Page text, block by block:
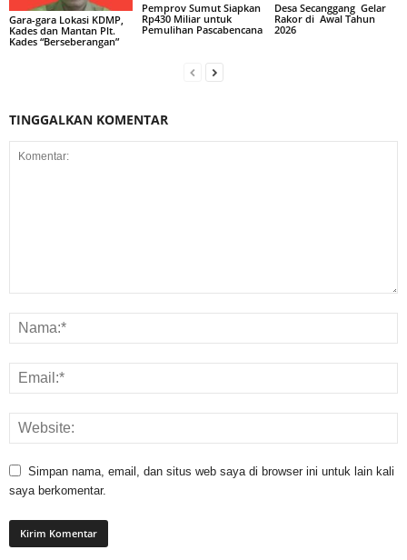
Gara-gara Lokasi KDMP,
Kades dan Mantan Plt.
Kades “Berseberangan”
Pemprov Sumut Siapkan
Rp430 Miliar untuk
Pemulihan Pascabencana
Desa Secanggang Gelar
Rakor di Awal Tahun
2026
TINGGALKAN KOMENTAR
Simpan nama, email, dan situs web saya di browser ini untuk lain kali
saya berkomentar.